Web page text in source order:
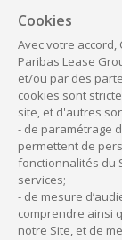
Qui
Mentions
Cookies
Avec votre accord,
Paribas Lease
et/ou par des
cookies sont
site, et d'autres
- de paramétrage
permettent de
fonctionnalités du
services;
- de mesure
comprendre ainsi
notre Site, et de